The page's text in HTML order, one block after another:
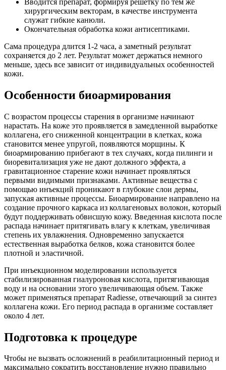
хирургическим векторам, в качестве инструмента
служат гибкие канюли.
Окончательная обработка кожи антисептиками.
Сама процедура длится 1-2 часа, а заметный результат
сохраняется до 2 лет. Результат может держаться немного
меньше, здесь все зависит от индивидуальных особенностей
кожи.
Особенности биоармирования
С возрастом процессы старения в организме начинают
нарастать. На коже это проявляется в замедленной выработке
коллагена, его сниженной концентрации в клетках, кожа
становится менее упругой, появляются морщины. К
биоармированию прибегают в тех случаях, когда пилинги и
биоревитализация уже не дают должного эффекта, а
гравитационное старение кожи начинает проявляться
первыми видимыми признаками. Активные вещества с
помощью инъекций проникают в глубокие слои дермы,
запуская активные процессы. Биоармирование направлено на
создание прочного каркаса из коллагеновых волокон, который
будут поддерживать обвисшую кожу. Введенная кислота после
распада начинает притягивать влагу к клеткам, увеличивая
степень их увлажнения. Одновременно запускается
естественная выработка белков, кожа становится более
плотной и эластичной.
При инъекционном моделировании используется
стабилизированная гиалуроновая кислота, притягивающая
воду и на основании этого увеличивающая объем. Также
может применяться препарат Radiesse, отвечающий за синтез
коллагена кожи. Его период распада в организме составляет
около 4 лет.
Подготовка к процедуре
Чтобы не вызвать осложнений в реабилитационный период и
максимально сократить восстановление нужно правильно